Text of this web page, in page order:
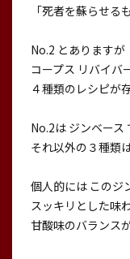
「死者を蘇らせ
No.2 とありますが
コープス リバイバ
４種類のレシピが
No.2は ジンベース
それ以外の３種類
個人的には このジ
スッキリとした味
甘酸味のバランス